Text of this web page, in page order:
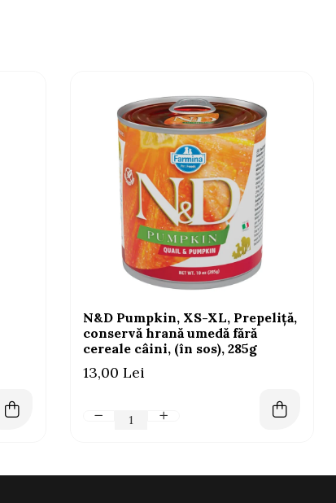
N&D Pumpkin, XS-XL, Prepeliță,
conservă hrană umedă fără
cereale câini, (în sos), 285g
13,00 Lei